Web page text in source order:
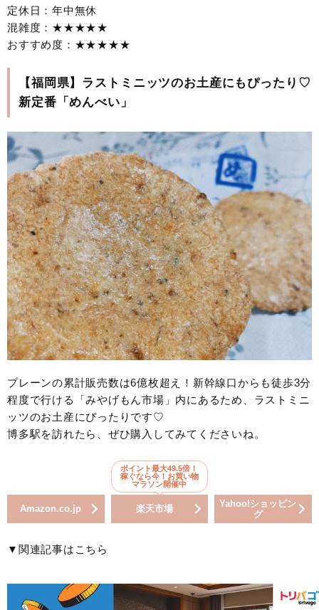
定休日：年中無休
混雑度：★★★★★
おすすめ度：★★★★★
【福岡県】ラストミニッツのお土産にもぴったり♡
新定番「めんべい」
プレーンの累計販売数は6億枚超え！新幹線口からも徒歩3分
程度で行ける「みやげもん市場」内にあるため、ラストミニ
ッツのお土産にぴったりです♡
博多駅を訪れたら、ぜひ購入してみてくださいね。
Amazon.co.jp
ポイント最大49.5倍！
稼ぐなら今！お買い物
マラソン開催中
楽天市場
Yahoo!ショッピン
グ
▼関連記事はこちら